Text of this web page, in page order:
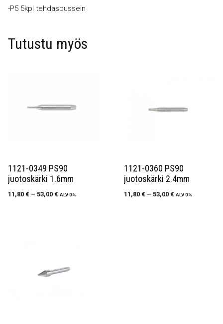
-P5 5kpl tehdaspussein
Tutustu myös
1121-0349 PS90
juotoskärki 1.6mm
11,80 € – 53,00 € ALV 0%
1121-0360 PS90
juotoskärki 2.4mm
11,80 € – 53,00 € ALV 0%